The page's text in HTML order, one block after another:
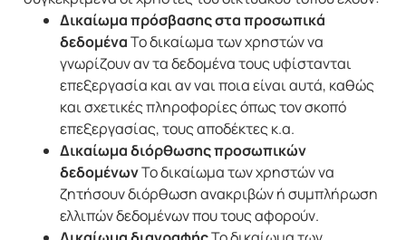
Δικαίωμα πρόσβασης στα προσωπικά
δεδομέναΤο δικαίωμα των χρηστών να
γνωρίζουν αν τα δεδομένα τους υφίστανται
επεξεργασία και αν ναι ποια είναι αυτά, καθώς
και σχετικές πληροφορίες όπως τον σκοπό
επεξεργασίας, τους αποδέκτες κ.α.
Δικαίωμα διόρθωσης προσωπικών
δεδομένωνΤο δικαίωμα των χρηστών να
ζητήσουν διόρθωση ανακριβών ή συμπλήρωση
ελλιπών δεδομένων που τους αφορούν.